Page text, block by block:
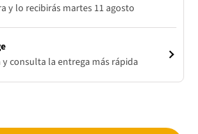
y lo recibirás martes 11 agosto
y consulta la entrega más rápida